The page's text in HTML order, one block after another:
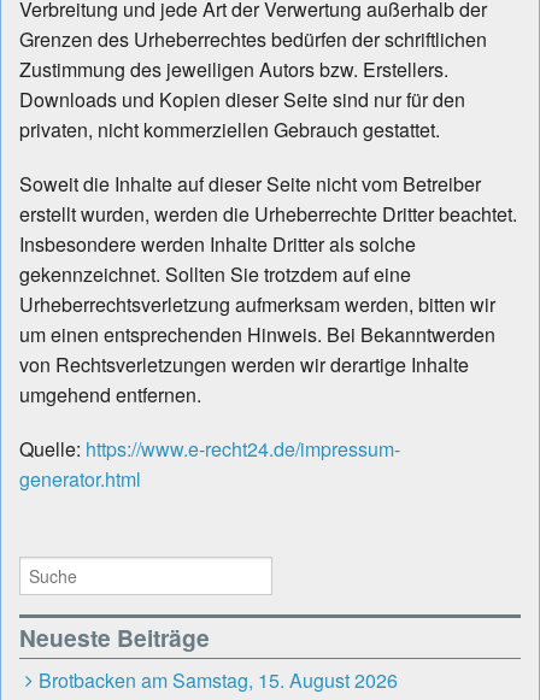
Verbreitung und jede Art der Verwertung außerhalb der
Grenzen des Urheberrechtes bedürfen der schriftlichen
Zustimmung des jeweiligen Autors bzw. Erstellers.
Downloads und Kopien dieser Seite sind nur für den
privaten, nicht kommerziellen Gebrauch gestattet.
Soweit die Inhalte auf dieser Seite nicht vom Betreiber
erstellt wurden, werden die Urheberrechte Dritter beachtet.
Insbesondere werden Inhalte Dritter als solche
gekennzeichnet. Sollten Sie trotzdem auf eine
Urheberrechtsverletzung aufmerksam werden, bitten wir
um einen entsprechenden Hinweis. Bei Bekanntwerden
von Rechtsverletzungen werden wir derartige Inhalte
umgehend entfernen.
Quelle: https://www.e-recht24.de/impressum-
generator.html
Neueste Beiträge
Brotbacken am Samstag, 15. August 2026